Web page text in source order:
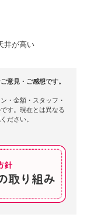
井が高い
意見・ご感想です。
・金額・スタッフ・
す。現在とは異なる
ださい。